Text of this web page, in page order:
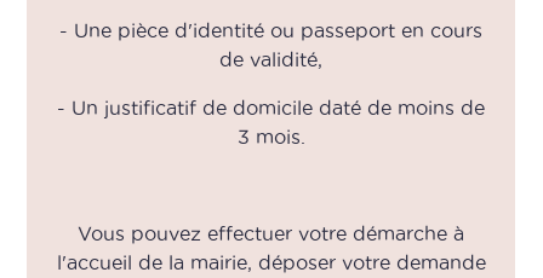
- Une pièce d'identité ou passeport en cours
de validité,
- Un justificatif de domicile daté de moins de
3 mois.
Vous pouvez effectuer votre démarche à
l'accueil de la mairie, déposer votre demande